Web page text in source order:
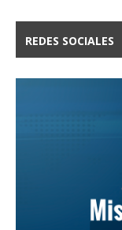
REDES SOCIALES